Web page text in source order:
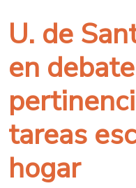
U. de
en
tareas
hogar